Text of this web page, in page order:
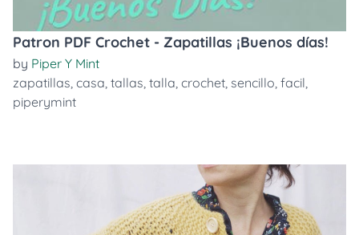
Patron PDF Crochet - Zapatillas ¡Buenos días!
by Piper Y Mint
zapatillas, casa, tallas, talla, crochet, sencillo, facil,
piperymint